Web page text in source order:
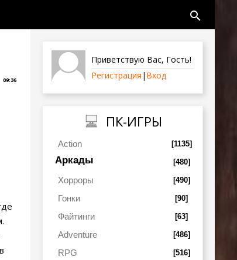
search
09:36
Приветствую Вас, Гость!
Регистрация | Вход
ПК-ИГРЫ
Action [1135]
Аркады [480]
Хорроры [490]
Гонки [90]
Файтинги [63]
Adventure [486]
RPG [516]